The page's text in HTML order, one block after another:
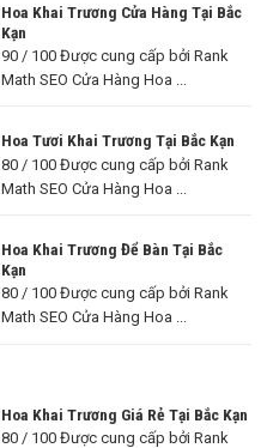
Hoa Khai Trương Cửa Hàng Tại Bắc
Kạn
90 / 100 Được cung cấp bởi Rank
Math SEO Cửa Hàng Hoa ...
Hoa Tươi Khai Trương Tại Bắc Kạn
80 / 100 Được cung cấp bởi Rank
Math SEO Cửa Hàng Hoa ...
Hoa Khai Trương Để Bàn Tại Bắc
Kạn
80 / 100 Được cung cấp bởi Rank
Math SEO Cửa Hàng Hoa ...
Hoa Khai Trương Giá Rẻ Tại Bắc Kạn
80 / 100 Được cung cấp bởi Rank